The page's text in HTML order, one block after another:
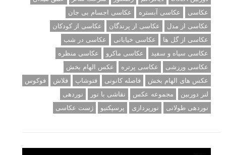
عکاسی
عکاسی آبستره
عکاسی اجسام بی جان
عکاسی از مدل
عکاسی از پرندگان
عکاسی از کودکان
عکاسی از گل ها
عکاسی خیابانی
عکاسی در شب
عکاسی سیاه و سفید
عکاسی ماکرو
عکاسی منظره
عکاسی ورزشی
عکاسی پرتره
عکس الهام بخش
عکس های الهام بخش
فاصله کانونی فتوشاپ فلاش
فوکوس
لنز دوربین
مجموعه عکس نقاشی با نور
نوردهی
نوردهی طولانی
نورپردازی پرسپکتیو ژست عکاسی